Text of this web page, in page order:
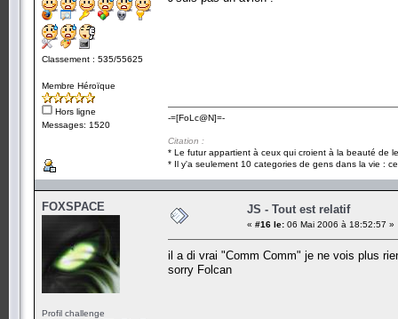
Classement : 535/55625
Membre Héroïque
Hors ligne
Messages: 1520
-=[FoLc@N]=-
Citation :
* Le futur appartient à ceux qui croient à la beauté de
* Il y'a seulement 10 categories de gens dans la vie :
FOXSPACE
Profil challenge
JS - Tout est relatif
« #16 le: 06 Mai 2006 à 18:52:57 »
il a di vrai "Comm Comm" je ne vois plus
sorry Folcan